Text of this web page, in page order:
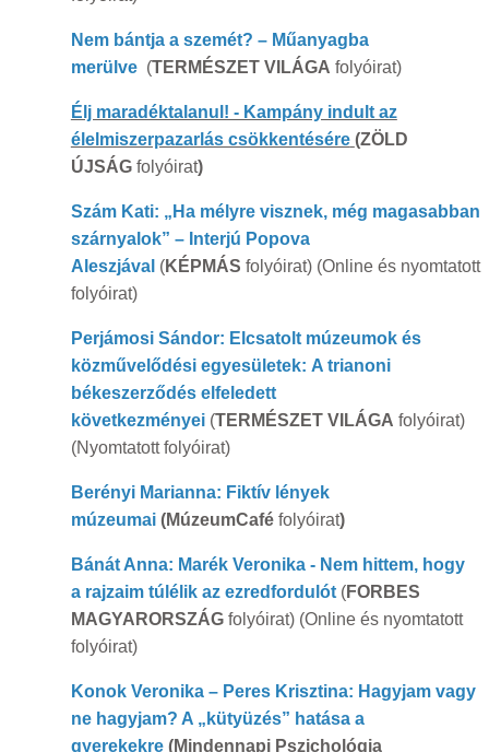
Nem bántja a szemét? – Műanyagba
merülve (TERMÉSZET VILÁGA folyóirat)
Élj maradéktalanul! - Kampány indult az
élelmiszerpazarlás csökkentésére (ZÖLD
ÚJSÁG folyóirat)
Szám Kati: „Ha mélyre visznek, még magasabban
szárnyalok” – Interjú Popova
Aleszjával (KÉPMÁS folyóirat) (Online és nyomtatott
folyóirat)
Perjámosi Sándor: Elcsatolt múzeumok és
közművelődési egyesületek: A trianoni
békeszerződés elfeledett
következményei (TERMÉSZET VILÁGA folyóirat)
(Nyomtatott folyóirat)
Berényi Marianna: Fiktív lények
múzeumai(MúzeumCafé folyóirat)
Bánát Anna: Marék Veronika - Nem hittem, hogy
a rajzaim túlélik az ezredfordulót (FORBES
MAGYARORSZÁGfolyóirat) (Online és nyomtatott
folyóirat)
Konok Veronika – Peres Krisztina: Hagyjam vagy
ne hagyjam? A „kütyüzés” hatása a
gyerekekre (Mindennapi Pszichológia